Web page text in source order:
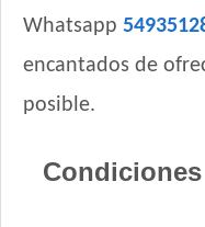
Whatsapp
encantados de
posible.